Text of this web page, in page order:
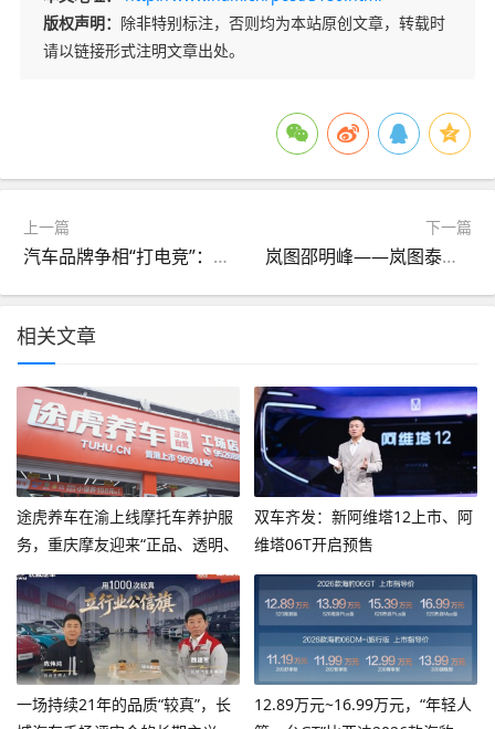
版权声明： 除非特别标注，否则均为本站原创文章，转载时
请以链接形式注明文章出处。
上一篇
汽车品牌争相“打电竞”：年轻化战略的破圈秘籍？
下一篇
岚图邵明峰——岚图泰山与问界M9共塑华系旗舰新高度
相关文章
途虎养车在渝上线摩托车养护服
务，重庆摩友迎来“正品、透明、
专业”新选择
双车齐发：新阿维塔12上市、阿
维塔06T开启预售
一场持续21年的品质“较真”，长
12.89万元~16.99万元，“年轻人